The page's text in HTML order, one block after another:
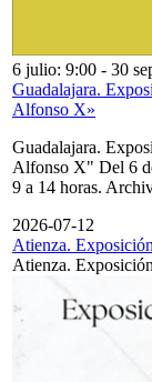
6 julio: 9:00 - 30
Guadalajara.
Alfonso X»
Guadalajara.
Alfonso X" Del 6
9 a 14 horas.
2026-07-12
Atienza.
Atienza.